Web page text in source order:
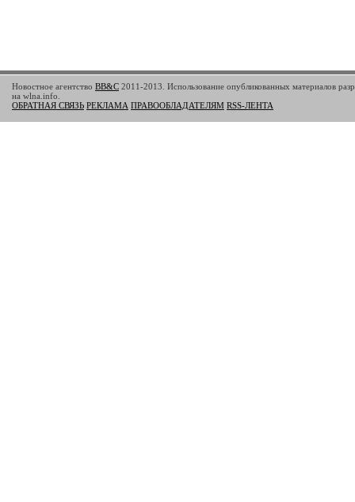
Новостное агентство BB&C 2011-2013. Использование опубликованных материалов
на wlna.info.
ОБРАТНАЯ СВЯЗЬ РЕКЛАМА ПРАВООБЛАДАТЕЛЯМ RSS-ЛЕНТА